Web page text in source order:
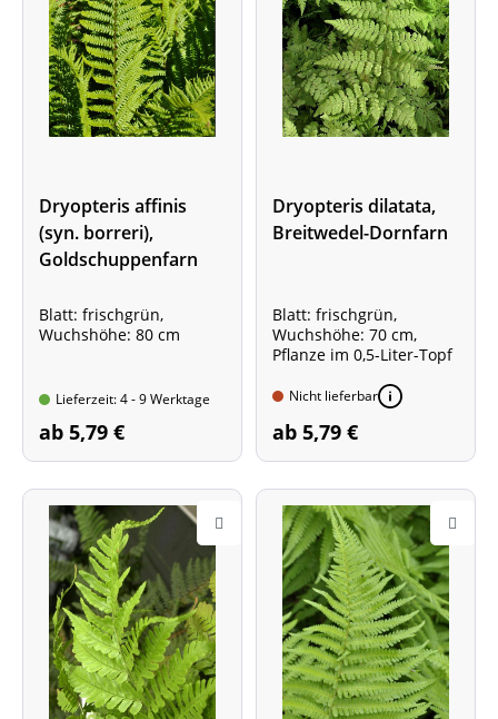
Dryopteris affinis
(syn. borreri),
Goldschuppenfarn
Blatt: frischgrün,
Wuchshöhe: 80 cm
Lieferzeit: 4 - 9 Werktage
ab 5,79 €
Dryopteris dilatata,
Breitwedel-Dornfarn
Blatt: frischgrün,
Wuchshöhe: 70 cm,
Pflanze im 0,5-Liter-Topf
Nicht lieferbar
ab 5,79 €